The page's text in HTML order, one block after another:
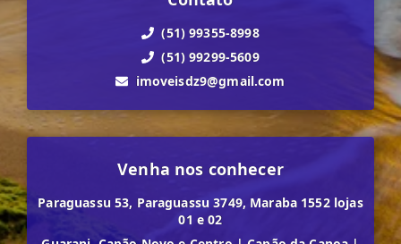
(51) 99355-8998
(51) 99299-5609
imoveisdz9@gmail.com
Venha nos conhecer
Paraguassu 53, Paraguassu 3749, Maraba 1552 lojas
01 e 02